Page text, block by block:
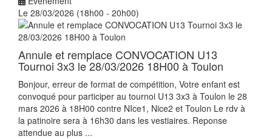
Le 28/03/2026 (18h00 - 20h00)
Annule et remplace CONVOCATION U13
Tournoi 3x3 le 28/03/2026 18H00 à Toulon
Bonjour, erreur de format de compétition, Votre enfant est
convoqué pour participer au tournoi U13 3x3 à Toulon le 28
mars 2026 à 18H00 contre NIce1, Nice2 et Toulon Le rdv à
la patinoire sera à 16h30 dans les vestiaires. Reponse
attendue au plus ...